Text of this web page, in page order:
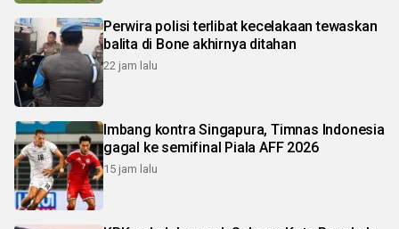
Perwira polisi terlibat kecelakaan tewaskan
balita di Bone akhirnya ditahan
22 jam lalu
Imbang kontra Singapura, Timnas Indonesia
gagal ke semifinal Piala AFF 2026
15 jam lalu